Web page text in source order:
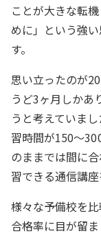
ことが大きな転
めに」という強
す。
思い立ったのが
うど3ヶ月しかあ
うと考えていま
習時間が150〜
のままでは間に
習できる通信講座
様々な予備校を
合格率に目が留